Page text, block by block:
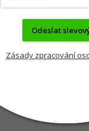
Odeslat
Zásady zpracování